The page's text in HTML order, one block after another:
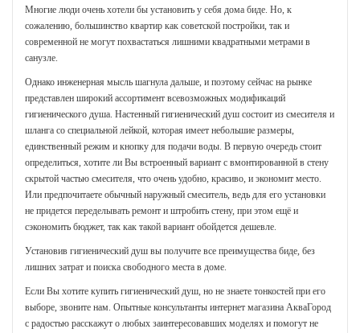
Многие люди очень хотели бы установить у себя дома биде. Но, к
сожалению, большинство квартир как советской постройки, так и
современной не могут похвастаться лишними квадратными метрами в
санузле.
Однако инженерная мысль шагнула дальше, и поэтому сейчас на рынке
представлен широкий ассортимент всевозможных модификаций
гигиенического душа. Настенный гигиенический душ состоит из смесителя и
шланга со специальной лейкой, которая имеет небольшие размеры,
единственный режим и кнопку для подачи воды. В первую очередь стоит
определиться, хотите ли Вы встроенный вариант с вмонтированной в стену
скрытой частью смесителя, что очень удобно, красиво, и экономит место.
Или предпочитаете обычный наружный смеситель, ведь для его установки
не придется переделывать ремонт и штробить стену, при этом ещё и
сэкономить бюджет, так как такой вариант обойдется дешевле.
Установив гигиенический душ вы получите все преимущества биде, без
лишних затрат и поиска свободного места в доме.
Если Вы хотите купить гигиенический душ, но не знаете тонкостей при его
выборе, звоните нам. Опытные консультанты интернет магазина АкваГород
с радостью расскажут о любых заинтересовавших моделях и помогут не